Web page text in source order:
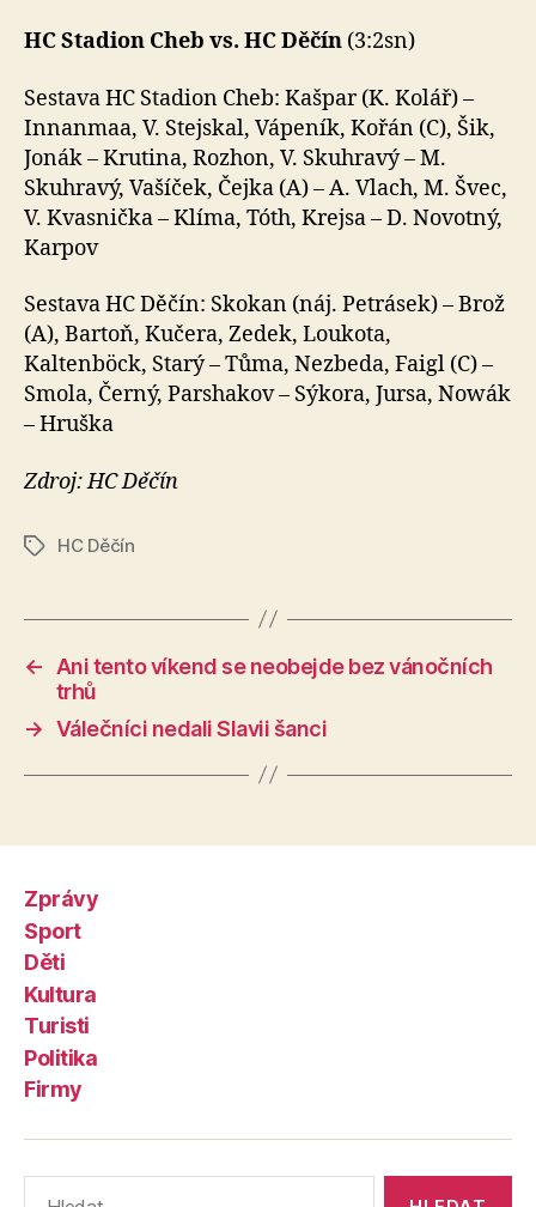
HC Stadion Cheb vs. HC Děčín (3:2sn)
Sestava HC Stadion Cheb: Kašpar (K. Kolář) –
Innanmaa, V. Stejskal, Vápeník, Kořán (C), Šik,
Jonák – Krutina, Rozhon, V. Skuhravý – M.
Skuhravý, Vašíček, Čejka (A) – A. Vlach, M. Švec,
V. Kvasnička – Klíma, Tóth, Krejsa – D. Novotný,
Karpov
Sestava HC Děčín: Skokan (náj. Petrásek) – Brož
(A), Bartoň, Kučera, Zedek, Loukota,
Kaltenböck, Starý – Tůma, Nezbeda, Faigl (C) –
Smola, Černý, Parshakov – Sýkora, Jursa, Nowák
– Hruška
Zdroj: HC Děčín
ŠtítkyHC Děčín
←
Ani tento víkend se neobejde bez vánočních
trhů
→ Válečníci nedali Slavii šanci
Zprávy
Sport
Děti
Kultura
Turisti
Politika
Firmy